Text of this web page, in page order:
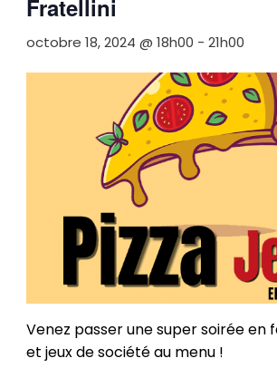
Fratellini
octobre 18, 2024 @ 18h00 - 21h00
Venez passer une super soirée en
et jeux de société au menu !